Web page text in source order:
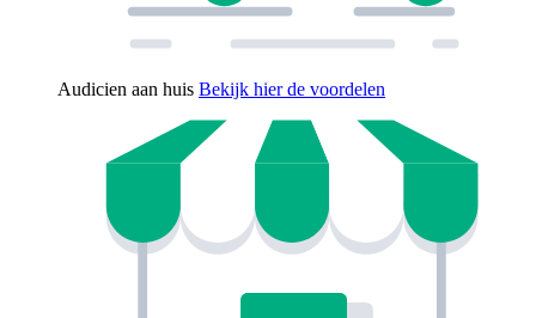
Audicien aan huis Bekijk hier de voordelen